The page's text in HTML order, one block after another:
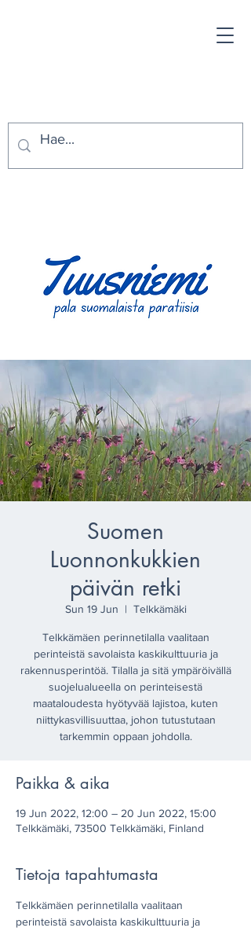
Suomen
Luonnonkukkien
päivän retki
Sun 19 Jun
  |
Telkkämäki
Telkkämäen perinnetilalla vaalitaan
perinteistä savolaista kaskikulttuuria ja
rakennusperintöä. Tilalla ja sitä ympäröivällä
suojelualueella on perinteisestä
maataloudesta hyötyvää lajistoa, kuten
niittykasvillisuuttaa, johon tutustutaan
tarkemmin oppaan johdolla.
Paikka & aika
19 Jun 2022, 12:00 – 20 Jun 2022, 15:00
Telkkämäki, 73500 Telkkämäki, Finland
Tietoja tapahtumasta
Telkkämäen perinnetilalla vaalitaan
perinteistä savolaista kaskikulttuuria ja